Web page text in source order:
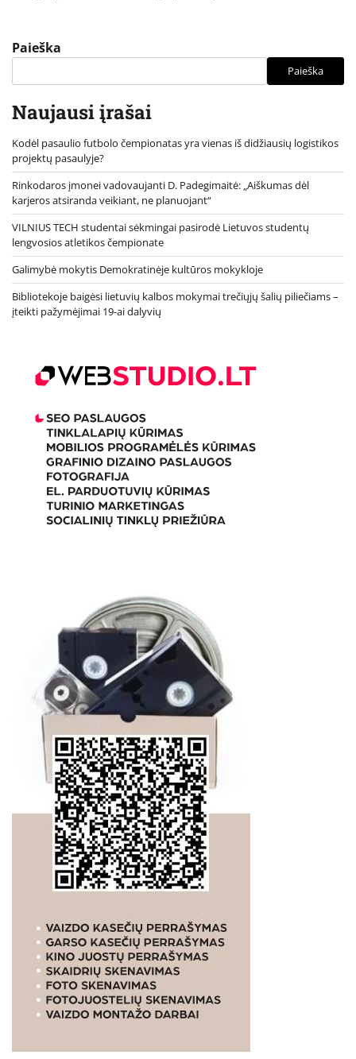
Paieška
Paieška
Naujausi įrašai
Kodėl pasaulio futbolo čempionatas yra vienas iš didžiausių logistikos
projektų pasaulyje?
Rinkodaros įmonei vadovaujanti D. Padegimaitė: „Aiškumas dėl
karjeros atsiranda veikiant, ne planuojant“
VILNIUS TECH studentai sėkmingai pasirodė Lietuvos studentų
lengvosios atletikos čempionate
Galimybė mokytis Demokratinėje kultūros mokykloje
Bibliotekoje baigėsi lietuvių kalbos mokymai trečiųjų šalių piliečiams –
įteikti pažymėjimai 19-ai dalyvių